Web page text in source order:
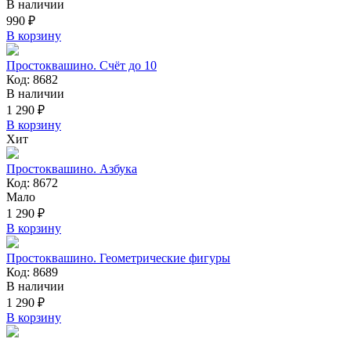
В наличии
990 ₽
В корзину
Простоквашино. Счёт до 10
Код: 8682
В наличии
1 290 ₽
В корзину
Хит
Простоквашино. Азбука
Код: 8672
Мало
1 290 ₽
В корзину
Простоквашино. Геометрические фигуры
Код: 8689
В наличии
1 290 ₽
В корзину